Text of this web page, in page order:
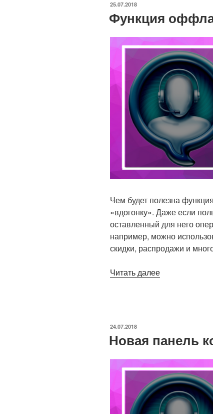
ОПУБЛИКОВАНО
25.07.2018
Функция
Чем будет полезна функция
«вдогонку». Даже если
оставленный для него
например, можно
скидки, распродажи и
Читать далее
ОПУБЛИКОВАНО
24.07.2018
Новая панель